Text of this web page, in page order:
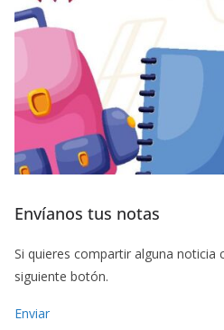
Envíanos tus notas
Si quieres compartir alguna noticia
siguiente botón.
Enviar